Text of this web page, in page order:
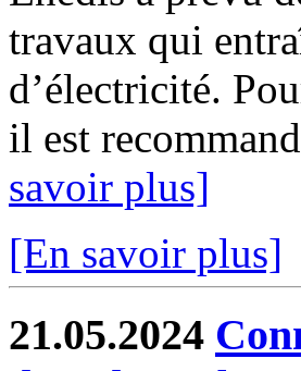
travaux qui
d’électricité.
il est
savoir plus]
[En savoir plus]
21.05.2024